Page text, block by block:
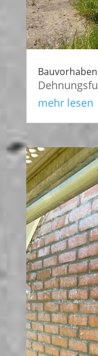
mehr lesen